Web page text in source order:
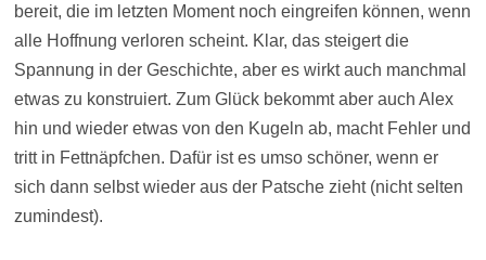
bereit, die im letzten Moment noch eingreifen können, wenn
alle Hoffnung verloren scheint. Klar, das steigert die
Spannung in der Geschichte, aber es wirkt auch manchmal
etwas zu konstruiert. Zum Glück bekommt aber auch Alex
hin und wieder etwas von den Kugeln ab, macht Fehler und
tritt in Fettnäpfchen. Dafür ist es umso schöner, wenn er
sich dann selbst wieder aus der Patsche zieht (nicht selten
zumindest).